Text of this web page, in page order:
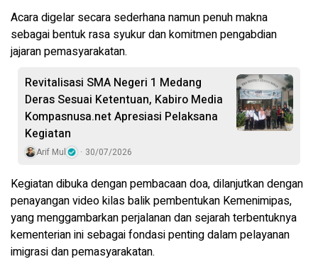
Acara digelar secara sederhana namun penuh makna
sebagai bentuk rasa syukur dan komitmen pengabdian
jajaran pemasyarakatan.
Revitalisasi SMA Negeri 1 Medang
Deras Sesuai Ketentuan, Kabiro Media
Kompasnusa.net Apresiasi Pelaksana
Kegiatan
Arif Mul 30/07/2026
Kegiatan dibuka dengan pembacaan doa, dilanjutkan dengan
penayangan video kilas balik pembentukan Kemenimipas,
yang menggambarkan perjalanan dan sejarah terbentuknya
kementerian ini sebagai fondasi penting dalam pelayanan
imigrasi dan pemasyarakatan.